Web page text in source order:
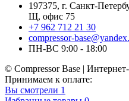
197375, г. Санкт-
Щ, офис 75
+7 962 712 21 30
compressor-
ПН-ВС 9:00 - 18:00
© Compressor Base |
Принимаем к оплате:
Вы смотрели 1